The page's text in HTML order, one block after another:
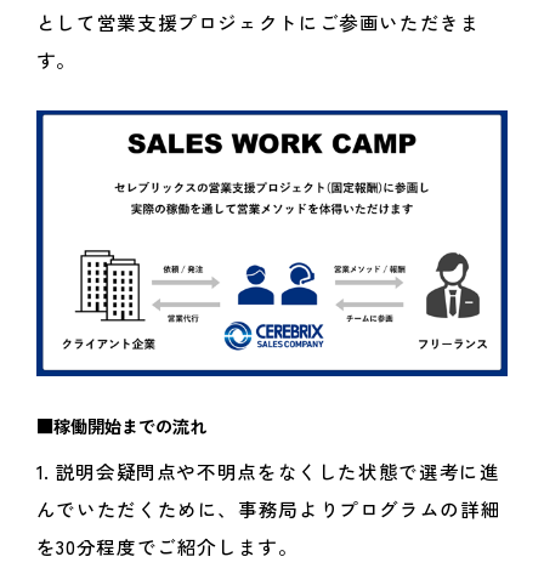
として営業支援プロジェクトにご参画いただきま
す。
■稼働開始までの流れ
1. 説明会疑問点や不明点をなくした状態で選考に進
んでいただくために、事務局よりプログラムの詳細
を30分程度でご紹介します。